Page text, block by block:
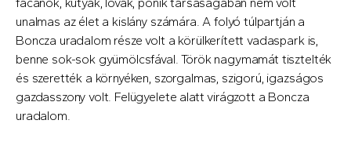
unalmas az élet a kislány számára. A folyó túlpartján a
Boncza uradalom része volt a körülkerített vadaspark is,
benne sok-sok gyümölcsfával. Török nagymamát tisztelték
és szerették a környéken, szorgalmas, szigorú, igazságos
gazdasszony volt. Felügyelete alatt virágzott a Boncza
uradalom.